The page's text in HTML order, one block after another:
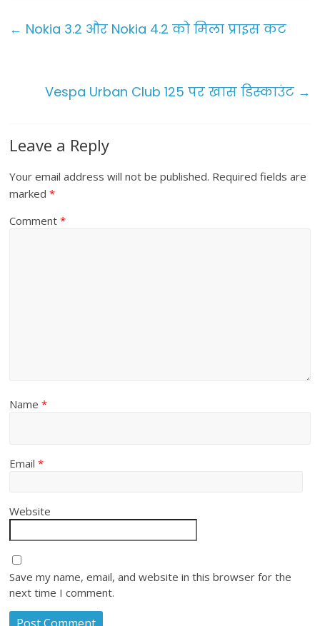
e
o
er l e
← Nokia 3.2 और Nokia 4.2 को मिला प्राइस कट
Vespa Urban Club 125 पर खास डिस्काउंट →
Leave a Reply
Your email address will not be published. Required fields are
marked*
Comment*
Name*
Email*
Website
Save my name, email, and website in this browser for the
next time I comment.